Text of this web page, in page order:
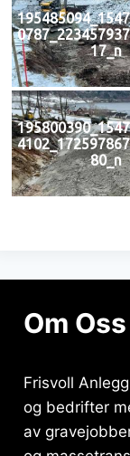
17_n
80_n
Om Oss
Frisvoll
og bedrifter
av